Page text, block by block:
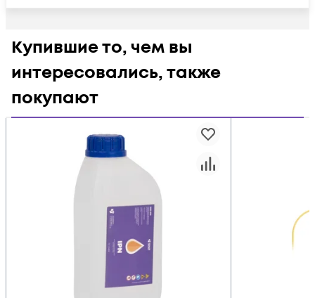
Купившие то, чем вы
интересовались, также
покупают